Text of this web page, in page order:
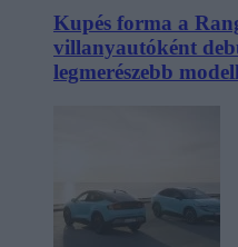
Kupés forma a
villanyautóként
legmerészebb